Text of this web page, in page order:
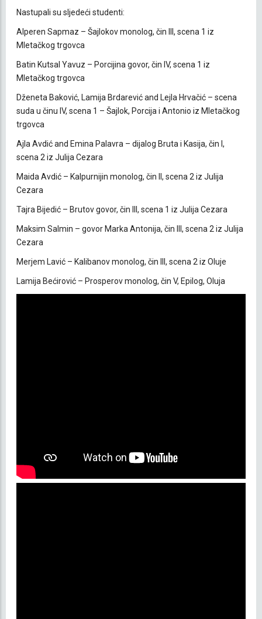
Nastupali su sljedeći studenti:
Alperen Sapmaz – Šajlokov monolog, čin III, scena 1 iz
Mletačkog trgovca
Batin Kutsal Yavuz – Porcijina govor, čin IV, scena 1 iz
Mletačkog trgovca
Dženeta Baković, Lamija Brdarević and Lejla Hrvačić – scena
suda u činu IV, scena 1 – Šajlok, Porcija i Antonio iz Mletačkog
trgovca
Ajla Avdić and Emina Palavra – dijalog Bruta i Kasija, čin I,
scena 2 iz Julija Cezara
Maida Avdić – Kalpurnijin monolog, čin II, scena 2 iz Julija
Cezara
Tajra Bijedić – Brutov govor, čin III, scena 1 iz Julija Cezara
Maksim Salmin – govor Marka Antonija, čin III, scena 2 iz Julija
Cezara
Merjem Lavić – Kalibanov monolog, čin III, scena 2 iz Oluje
Lamija Bećirović – Prosperov monolog, čin V, Epilog, Oluja